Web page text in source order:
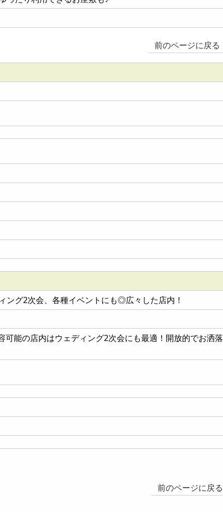
前のページに戻る
ング2次会、各種イベントにも◎広々した店内！
可能の店内はウェディング2次会にも最適！開放的でお洒落
前のページに戻る